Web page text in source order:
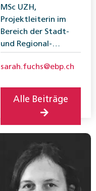
MSc UZH,
Projektleiterin im
Bereich der Stadt-
und Regional­
sarah.fuchs@ebp.ch
Alle Beiträge